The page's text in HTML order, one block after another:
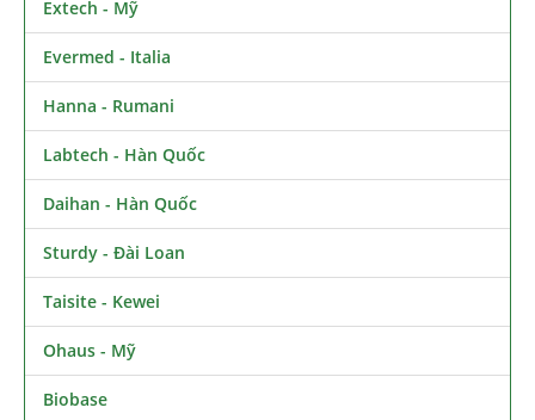
Extech - Mỹ
Evermed - Italia
Hanna - Rumani
Labtech - Hàn Quốc
Daihan - Hàn Quốc
Sturdy - Đài Loan
Taisite - Kewei
Ohaus - Mỹ
Biobase